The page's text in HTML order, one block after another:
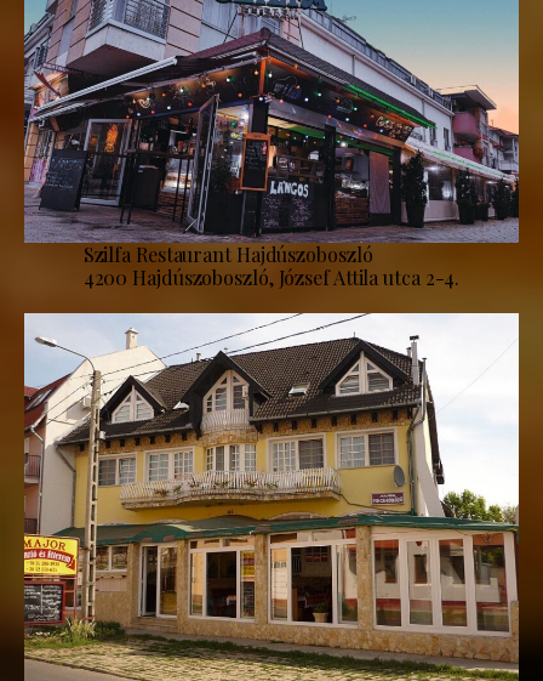
Szilfa Restaurant Hajdúszoboszló
4200 Hajdúszoboszló, József Attila utca 2-4.